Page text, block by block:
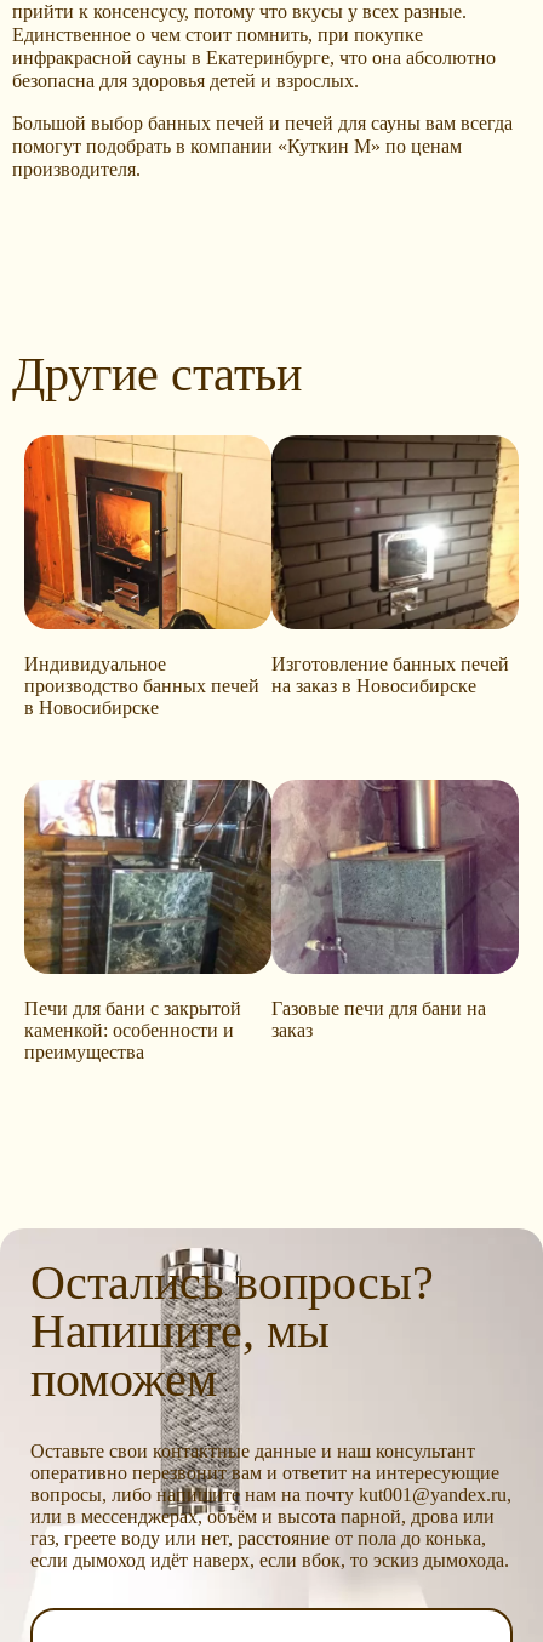
прийти к консенсусу, потому что вкусы у всех разные.
Единственное о чем стоит помнить, при покупке
инфракрасной сауны в Екатеринбурге, что она абсолютно
безопасна для здоровья детей и взрослых.
Большой выбор банных печей и печей для сауны вам всегда
помогут подобрать в компании «Куткин М» по ценам
производителя.
Другие статьи
Индивидуальное
производство банных печей
в Новосибирске
Изготовление банных печей
на заказ в Новосибирске
Печи для бани с закрытой
каменкой: особенности и
преимущества
Газовые печи для бани на
заказ
Остались вопросы?
Напишите, мы
поможем
Оставьте свои контактные данные и наш консультант
оперативно перезвонит вам и ответит на интересующие
вопросы, либо напишите нам на почту kut001@yandex.ru,
или в мессенджерах, объём и высота парной, дрова или
газ, греете воду или нет, расстояние от пола до конька,
если дымоход идёт наверх, если вбок, то эскиз дымохода.